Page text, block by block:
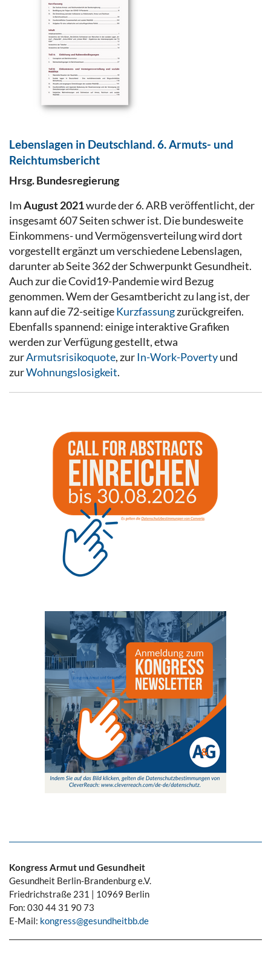
Lebenslagen in Deutschland. 6. Armuts- und
Reichtumsbericht
Hrsg. Bundesregierung
ImAugust 2021wurde der 6. ARB veröffentlicht, der
insgesamt 607 Seiten schwer ist. Die bundesweite
Einkommens- und Vermögensverteilung wird dort
vorgestellt ergänzt um verschiedene Lebenslagen,
darunter ab Seite 362 der Schwerpunkt Gesundheit.
Auch zur die Covid19-Pandemie wird Bezug
genommen. Wem der Gesamtbericht zu lang ist, der
kann auf die 72-seitigeKurzfassungzurückgreifen.
Ebenfalls spannend: einige interaktive Grafiken
werden zur Verfügung gestellt, etwa
zurArmutsrisikoquote, zurIn-Work-Povertyund
zurWohnungslosigkeit.
Kongress Armut und Gesundheit
Gesundheit Berlin-Brandenburg e.V.
Friedrichstraße 231 | 10969 Berlin
Fon: 030 44 31 90 73
E-Mail: kongress@gesundheitbb.de